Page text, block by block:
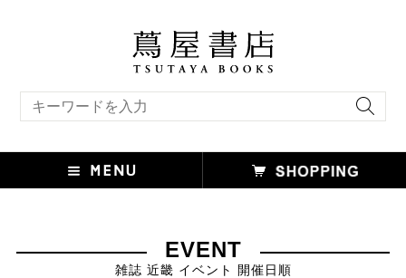
EVENT
雑誌 近畿 イベント 開催日順